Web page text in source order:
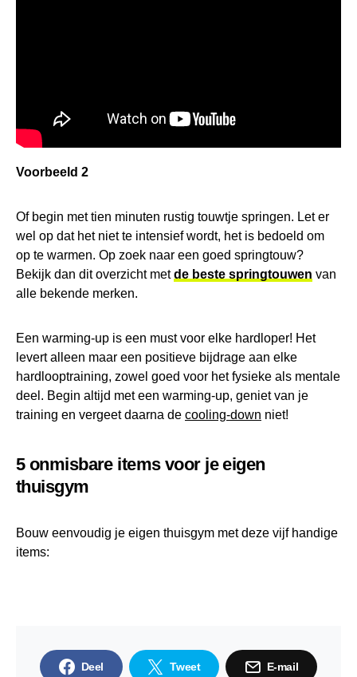
Voorbeeld 2
Of begin met tien minuten rustig touwtje springen. Let er
wel op dat het niet te intensief wordt, het is bedoeld om
op te warmen. Op zoek naar een goed springtouw?
Bekijk dan dit overzicht metde beste springtouwen van
alle bekende merken.
Een warming-up is een must voor elke hardloper! Het
levert alleen maar een positieve bijdrage aan elke
hardlooptraining, zowel goed voor het fysieke als mentale
deel. Begin altijd met een warming-up, geniet van je
training en vergeet daarna de cooling-down niet!
5 onmisbare items voor je eigen
thuisgym
Bouw eenvoudig je eigen thuisgym met deze vijf handige
items:
Deel Tweet E-mail